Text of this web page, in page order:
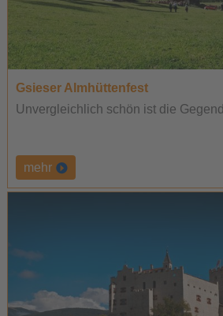
Gsieser Almhüttenfest
Unvergleichlich schön ist die
mehr